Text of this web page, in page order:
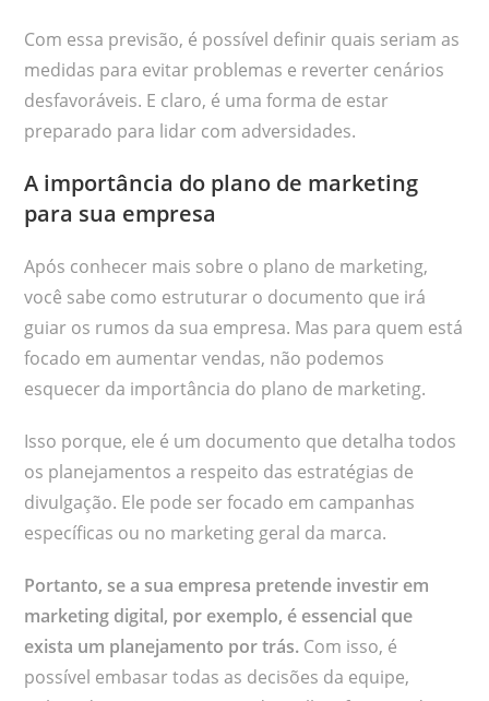
Com essa previsão, é possível definir quais seriam as
medidas para evitar problemas e reverter cenários
desfavoráveis. E claro, é uma forma de estar
preparado para lidar com adversidades.
A importância do plano de marketing
para sua empresa
Após conhecer mais sobre o plano de marketing,
você sabe como estruturar o documento que irá
guiar os rumos da sua empresa. Mas para quem está
focado em aumentar vendas, não podemos
esquecer da importância do plano de marketing.
Isso porque, ele é um documento que detalha todos
os planejamentos a respeito das estratégias de
divulgação. Ele pode ser focado em campanhas
específicas ou no marketing geral da marca.
Portanto, se a sua empresa pretende investir em
marketing digital, por exemplo, é essencial que
exista um planejamento por trás. Com isso, é
possível embasar todas as decisões da equipe,